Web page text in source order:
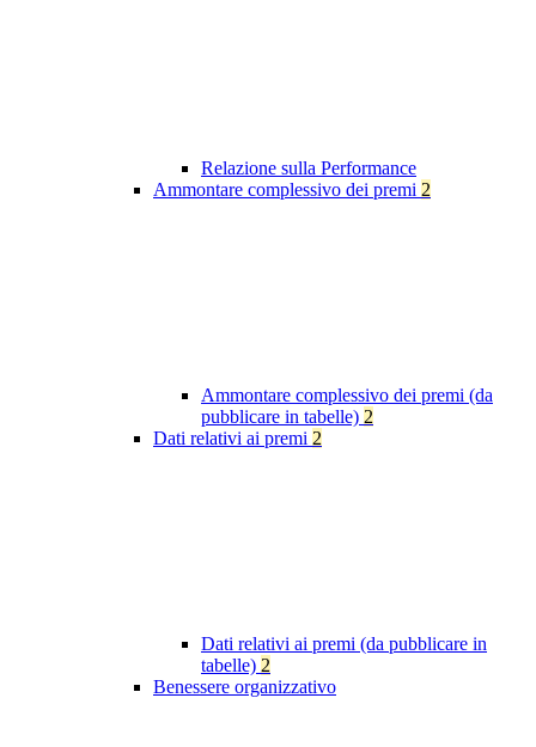
Relazione sulla Performance
Ammontare complessivo dei premi 2
Ammontare complessivo dei premi (da
pubblicare in tabelle) 2
Dati relativi ai premi 2
Dati relativi ai premi (da pubblicare in
tabelle) 2
Benessere organizzativo